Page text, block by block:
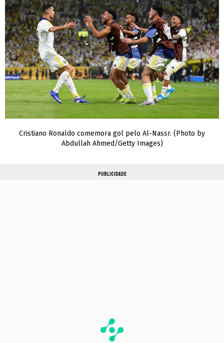
Cristiano Ronaldo comemora gol pelo Al-Nassr. (Photo by
Abdullah Ahmed/Getty Images)
PUBLICIDADE